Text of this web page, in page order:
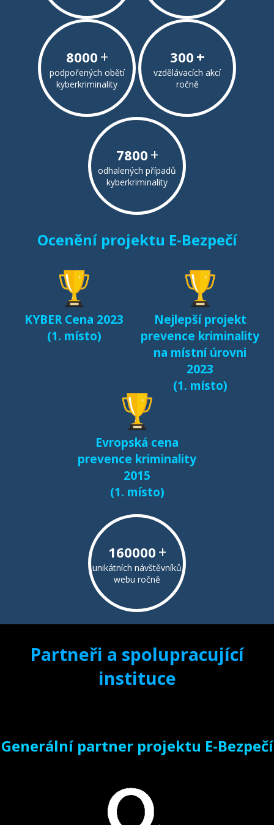
8000 +
podpořených obětí
kyberkriminality
300 +
vzdělávacích akcí
ročně
7800 +
odhalených případů
kyberkriminality
Ocenění projektu E-Bezpečí
KYBER Cena 2023
(1. místo)
Nejlepší projekt
prevence kriminality
na místní úrovni
2023
(1. místo)
Evropská cena
prevence kriminality
2015
(1. místo)
160000 +
unikátních návštěvníků
webu ročně
Partneři a spolupracující
instituce
Generální partner projektu E-Bezpečí